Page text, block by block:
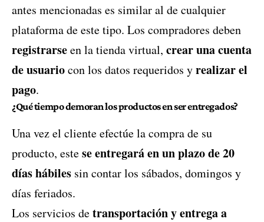
antes mencionadas es similar al de cualquier
plataforma de este tipo. Los compradores deben
registrarseen la tienda virtual, crear una cuenta
de usuariocon los datos requeridos yrealizar el
pago.
¿Qué tiempo demoran los productos en ser entregados?
Una vez el cliente efectúe la compra de su
producto, estese entregará en un plazo de 20
días hábiles sin contar los sábados, domingos y
días feriados.
Los servicios detransportación y entrega a